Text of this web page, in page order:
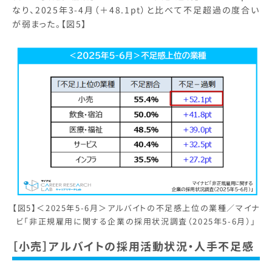
なり、2025年3-4月（＋48.1pt）と比べて不足超過の度合い
が弱まった。【図5】
【図5】＜2025年5-6月＞アルバイトの不足感上位の業種／マイナ
ビ「非正規雇用に関する企業の採用状況調査（2025年5-6月）」
［小売］アルバイトの採用活動状況・人手不足感